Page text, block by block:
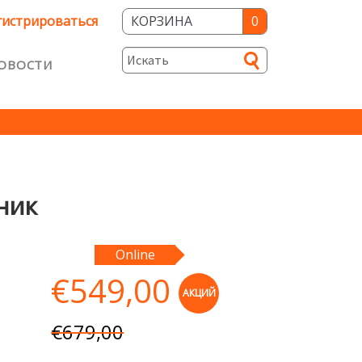
КОРЗИНА 0
Online
€679,00
€549,00 АКЦИЙ